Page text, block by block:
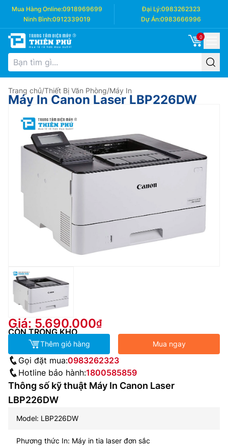
Mua Hàng Online:0918969699 Đại Lý:0983262323
Ninh Bình:0912339019 Dự Án:0983666996
0
Trang chủ/Thiết Bị Văn Phòng/Máy In
Máy In Canon Laser LBP226DW
Giá: 5.690.000
CÒN TRONG KHO
Thêm giỏ hàng Mua ngay
Gọi đặt mua:0983262323
Hotline bảo hành:1800585859
Thông số kỹ thuật Máy In Canon Laser
LBP226DW
Model: LBP226DW
Phương thức In: Máy in tia laser đơn sắc